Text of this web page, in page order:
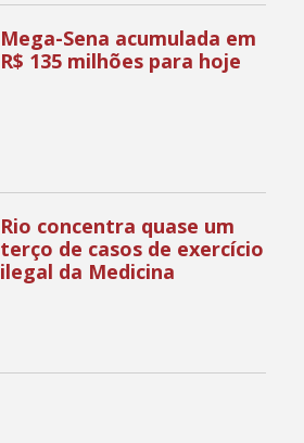
Mega-Sena acumulada em
R$ 135 milhões para hoje
Rio concentra quase um
terço de casos de exercício
ilegal da Medicina